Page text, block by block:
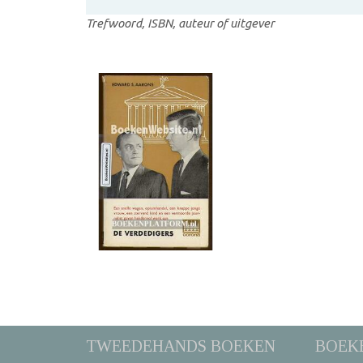
Trefwoord, ISBN, auteur of uitgever
TWEEDEHANDS BOEKEN